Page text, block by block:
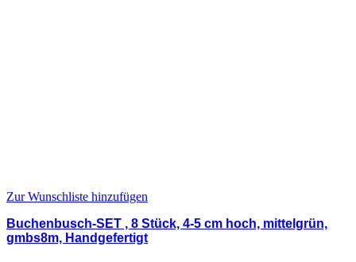
Zur Wunschliste hinzufügen
Buchenbusch-SET , 8 Stück, 4-5 cm hoch, mittelgrün,
gmbs8m, Handgefertigt